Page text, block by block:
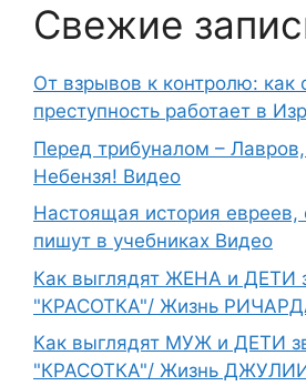
Свежие
От взрывов к контролю: как
преступность работает в
Перед трибуналом –
Небензя! Видео
Настоящая история евреев,
пишут в учебниках Видео
Как выглядят ЖЕНА и ДЕТИ
"КРАСОТКА"/ Жизнь
Как выглядят МУЖ и ДЕТИ
"КРАСОТКА"/ Жизнь